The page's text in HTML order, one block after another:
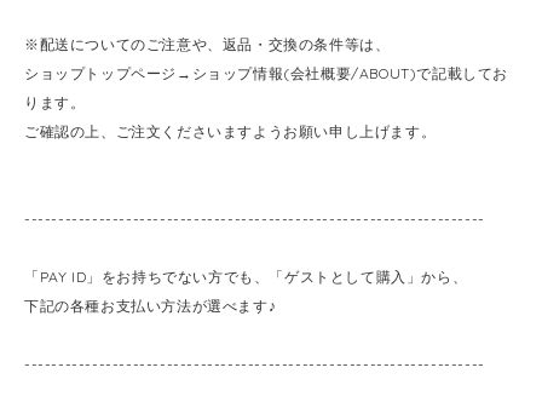
※配送についてのご注意や、返品・交換の条件等は、
ショップトップページ→ショップ情報(会社概要/ABOUT)で記載してお
ります。
ご確認の上、ご注文くださいますようお願い申し上げます。
--------------------------------------------------------------------
「PAY ID」をお持ちでない方でも、「ゲストとして購入」から、
下記の各種お支払い方法が選べます♪
--------------------------------------------------------------------